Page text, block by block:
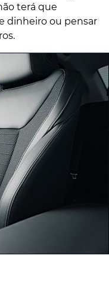
terá que
dinheiro ou pensar